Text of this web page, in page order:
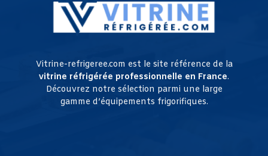
Vitrine-refrigeree.com est le site référence de la
vitrine réfrigérée professionnelle en France.
Découvrez notre sélection parmi une large
gamme d’équipements frigorifiques.